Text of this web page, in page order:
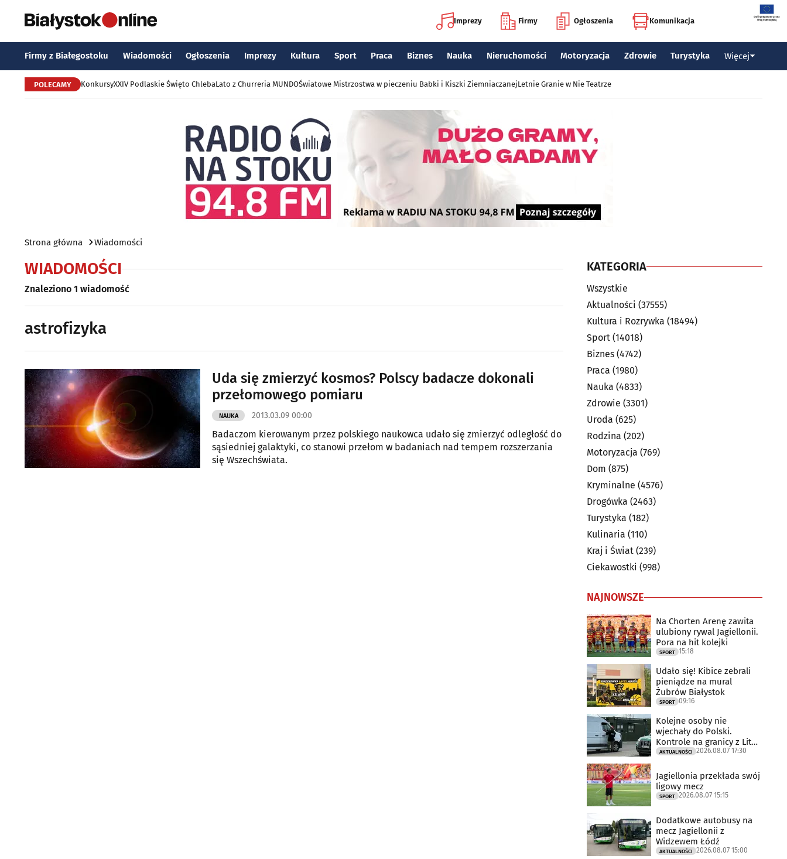
Imprezy Firmy Ogłoszenia Komunikacja
Firmy z Białegostoku Wiadomości Ogłoszenia Imprezy Kultura Sport Praca Biznes Nauka Nieruchomości Motoryzacja Zdrowie Turystyka Więcej
POLECAMY KonkursyXXIV Podlaskie Święto ChlebaLato z Churreria MUNDOŚwiatowe Mistrzostwa w pieczeniu Babki i Kiszki ZiemniaczanejLetnie Granie w Nie Teatrze
Strona główna Wiadomości
WIADOMOŚCI
Znaleziono 1 wiadomość
astrofizyka
Uda się zmierzyć kosmos? Polscy badacze dokonali
przełomowego pomiaru
NAUKA 2013.03.09 00:00
Badaczom kierowanym przez polskiego naukowca udało się zmierzyć odległość do
sąsiedniej galaktyki, co stanowi przełom w badaniach nad tempem rozszerzania
się Wszechświata.
KATEGORIA
Wszystkie
Aktualności (37555)
Kultura i Rozrywka (18494)
Sport (14018)
Biznes (4742)
Praca (1980)
Nauka (4833)
Zdrowie (3301)
Uroda (625)
Rodzina (202)
Motoryzacja (769)
Dom (875)
Kryminalne (4576)
Drogówka (2463)
Turystyka (182)
Kulinaria (110)
Kraj i Świat (239)
Ciekawostki (998)
NAJNOWSZE
Na Chorten Arenę zawita
ulubiony rywal Jagiellonii.
Pora na hit kolejki
SPORT 15:18
Udało się! Kibice zebrali
pieniądze na mural
Żubrów Białystok
SPORT 09:16
Kolejne osoby nie
wjechały do Polski.
Kontrole na granicy z Litwą
trwają
AKTUALNOŚCI 2026.08.07 17:30
Jagiellonia przekłada swój
ligowy mecz
SPORT 2026.08.07 15:15
Dodatkowe autobusy na
mecz Jagiellonii z
Widzewem Łódź
AKTUALNOŚCI 2026.08.07 15:00